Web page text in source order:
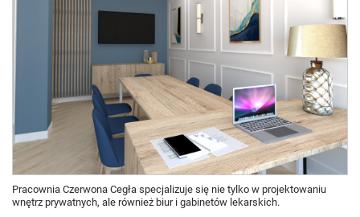
Pracownia Czerwona Cegła specjalizuje się nie tylko w projektowaniu
wnętrz prywatnych, ale również biur i gabinetów lekarskich.